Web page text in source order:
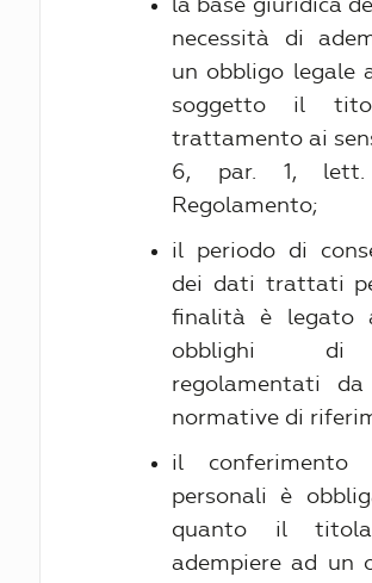
la base giuridica
necessità di
un obbligo legale
soggetto il
trattamento ai
6, par. 1,
Regolamento;
il periodo di
dei dati trattati
finalità è legato
obblighi di
regolamentati da
normative di
il conferimento
personali è
quanto il
adempiere ad un